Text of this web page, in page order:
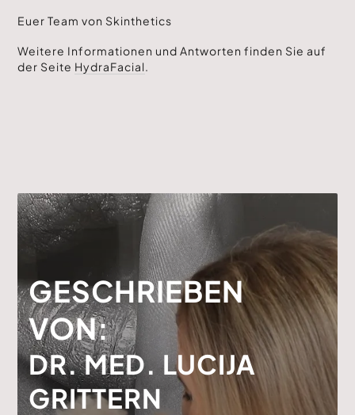
Euer Team von Skinthetics
Weitere Informationen und Antworten finden Sie auf
der Seite HydraFacial.
GESCHRIEBEN
VON:
DR. MED. LUCIJA
GRITTERN